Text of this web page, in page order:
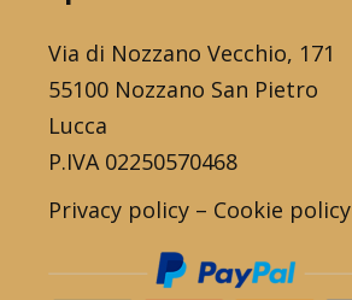
Via di Nozzano Vecchio, 171
55100 Nozzano San Pietro
Lucca
P.IVA 02250570468
Privacy policy – Cookie policy